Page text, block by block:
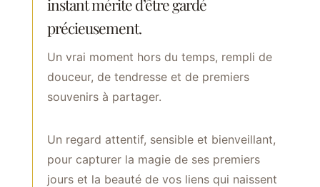
instant mérite d’être gardé
précieusement.
Un vrai moment hors du temps, rempli de
douceur, de tendresse et de premiers
souvenirs à partager.
Un regard attentif, sensible et bienveillant,
pour capturer la magie de ses premiers
jours et la beauté de vos liens qui naissent